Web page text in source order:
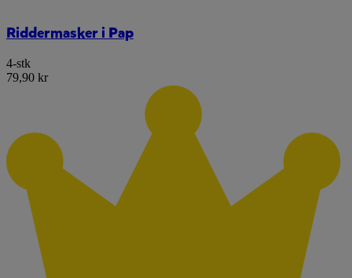
Riddermasker i Pap
4-stk
79,90 kr